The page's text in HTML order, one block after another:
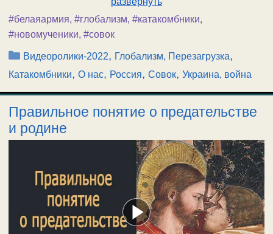
#белаяармия, #глобализм, #катакомбники,
#новомученики, #совок
Рубрики
Видеоролики-2022, Глобализм, Перезагрузка,
Катакомбники, О нас, Россия, Совок, Украина, война
Правильное понятие о предательстве
и родине